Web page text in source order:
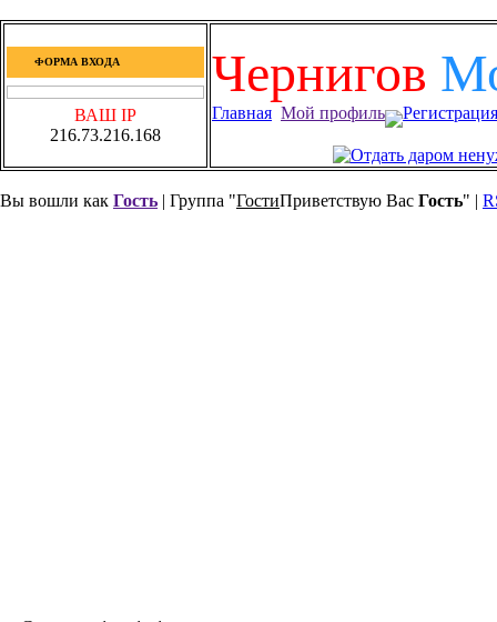
ФОРМА ВХОДА
ВАШ IP
216.73.216.168
Чернигов
Главная Мой профиль Регистрация
Вы вошли как Гость | Группа "ГостиПриветствую Вас Гость" |